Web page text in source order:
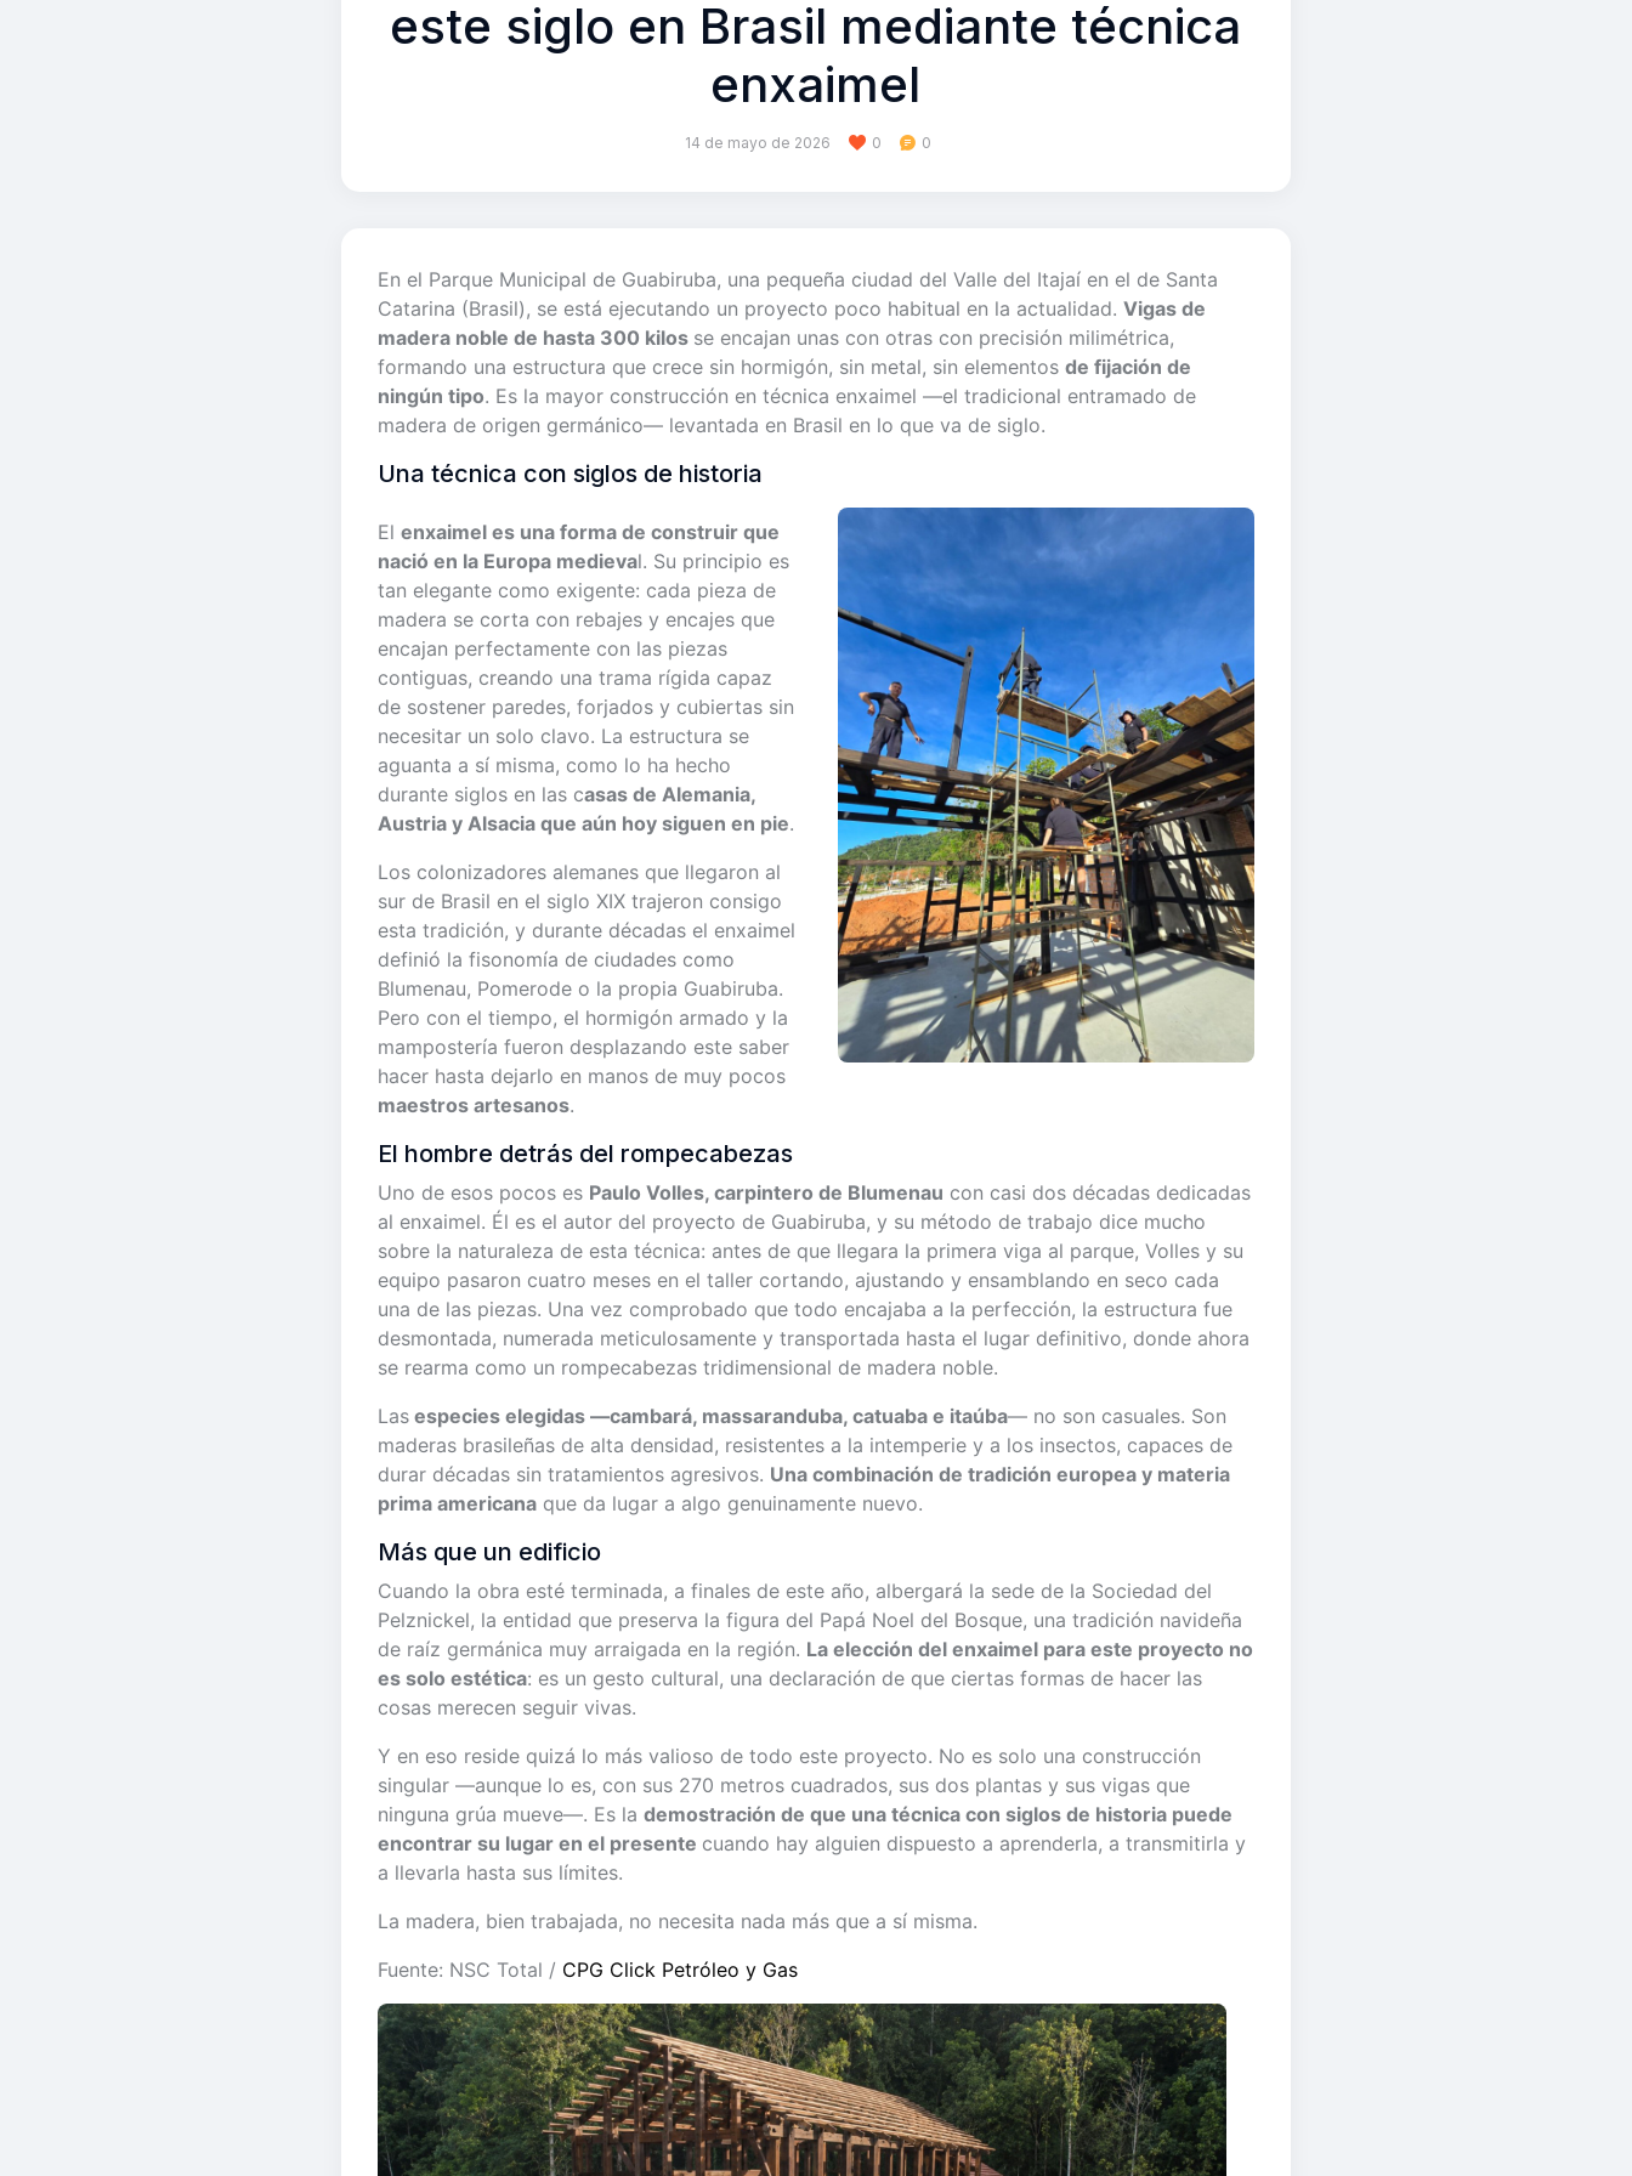
este siglo en Brasil mediante técnica
enxaimel
14 de mayo de 2026 0 0
En el Parque Municipal de Guabiruba, una pequeña ciudad del Valle del Itajaí en el de Santa
Catarina (Brasil), se está ejecutando un proyecto poco habitual en la actualidad.Vigas de
madera noble de hasta 300 kilos se encajan unas con otras con precisión milimétrica,
formando una estructura que crece sin hormigón, sin metal, sin elementosde fijación de
ningún tipo. Es la mayor construcción en técnica enxaimel —el tradicional entramado de
madera de origen germánico— levantada en Brasil en lo que va de siglo.
Una técnica con siglos de historia
Elenxaimel es una forma de construir que
nació en la Europa medieval. Su principio es
tan elegante como exigente: cada pieza de
madera se corta con rebajes y encajes que
encajan perfectamente con las piezas
contiguas, creando una trama rígida capaz
de sostener paredes, forjados y cubiertas sin
necesitar un solo clavo. La estructura se
aguanta a sí misma, como lo ha hecho
durante siglos en las casas de Alemania,
Austria y Alsacia que aún hoy siguen en pie.
Los colonizadores alemanes que llegaron al
sur de Brasil en el siglo XIX trajeron consigo
esta tradición, y durante décadas el enxaimel
definió la fisonomía de ciudades como
Blumenau, Pomerode o la propia Guabiruba.
Pero con el tiempo, el hormigón armado y la
mampostería fueron desplazando este saber
hacer hasta dejarlo en manos de muy pocos
maestros artesanos.
El hombre detrás del rompecabezas
Uno de esos pocos es Paulo Volles, carpintero de Blumenau con casi dos décadas dedicadas
al enxaimel. Él es el autor del proyecto de Guabiruba, y su método de trabajo dice mucho
sobre la naturaleza de esta técnica: antes de que llegara la primera viga al parque, Volles y su
equipo pasaron cuatro meses en el taller cortando, ajustando y ensamblando en seco cada
una de las piezas. Una vez comprobado que todo encajaba a la perfección, la estructura fue
desmontada, numerada meticulosamente y transportada hasta el lugar definitivo, donde ahora
se rearma como un rompecabezas tridimensional de madera noble.
Las especies elegidas —cambará, massaranduba, catuaba e itaúba— no son casuales. Son
maderas brasileñas de alta densidad, resistentes a la intemperie y a los insectos, capaces de
durar décadas sin tratamientos agresivos. Una combinación de tradición europea y materia
prima americana que da lugar a algo genuinamente nuevo.
Más que un edificio
Cuando la obra esté terminada, a finales de este año, albergará la sede de la Sociedad del
Pelznickel, la entidad que preserva la figura del Papá Noel del Bosque, una tradición navideña
de raíz germánica muy arraigada en la región. La elección del enxaimel para este proyecto no
es solo estética: es un gesto cultural, una declaración de que ciertas formas de hacer las
cosas merecen seguir vivas.
Y en eso reside quizá lo más valioso de todo este proyecto. No es solo una construcción
singular —aunque lo es, con sus 270 metros cuadrados, sus dos plantas y sus vigas que
ninguna grúa mueve—. Es lademostración de que una técnica con siglos de historia puede
encontrar su lugar en el presente cuando hay alguien dispuesto a aprenderla, a transmitirla y
a llevarla hasta sus límites.
La madera, bien trabajada, no necesita nada más que a sí misma.
Fuente: NSC Total / CPG Click Petróleo y Gas